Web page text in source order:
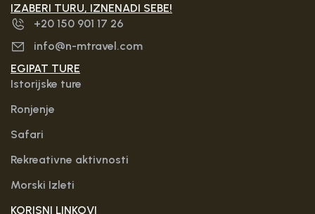
IZABERI TURU, IZNENADI SEBE!
+20 150 901 17 26
info@n-mtravel.com
EGIPAT TURE
Istorijske ture
Ronjenje
Safari
Rekreativne aktivnosti
Morski Izleti
KORISNI LINKOVI